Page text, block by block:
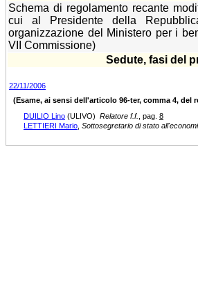
Schema di regolamento recante
cui al Presidente della
organizzazione del Ministero per i
VII Commissione)
Sedute, fasi del
22/11/2006
(Esame, ai sensi dell'articolo 96-ter, comma 4, del
DUILIO Lino (ULIVO) Relatore f.f. , pag. 8
LETTIERI Mario Sottosegretario di stato